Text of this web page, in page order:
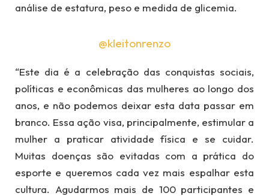
análise de estatura, peso e medida de glicemia.
@kleitonrenzo
“Este dia é a celebração das conquistas sociais,
políticas e econômicas das mulheres ao longo dos
anos, e não podemos deixar esta data passar em
branco. Essa ação visa, principalmente, estimular a
mulher a praticar atividade física e se cuidar.
Muitas doenças são evitadas com a prática do
esporte e queremos cada vez mais espalhar esta
cultura. Agudarmos mais de 100 participantes e